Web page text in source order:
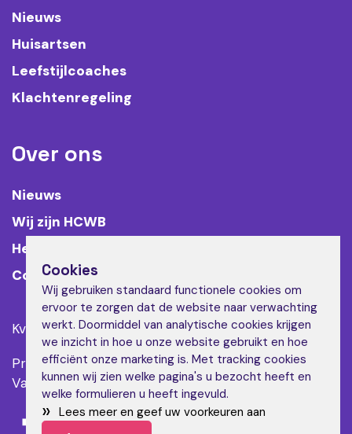
Nieuws
Huisartsen
Leefstijlcoaches
Klachtenregeling
Over ons
Nieuws
Wij zijn HCWB
Het team
Contact
KvK nr: 67596606
Privacyverklaring Copyright 2026
Van deze website wasDirkde architect
Cookies
Wij gebruiken standaard functionele cookies om
ervoor te zorgen dat de website naar verwachting
werkt. Doormiddel van analytische cookies krijgen
we inzicht in hoe u onze website gebruikt en hoe
efficiënt onze marketing is. Met tracking cookies
kunnen wij zien welke pagina's u bezocht heeft en
welke formulieren u heeft ingevuld.
» Lees meer en geef uw voorkeuren aan